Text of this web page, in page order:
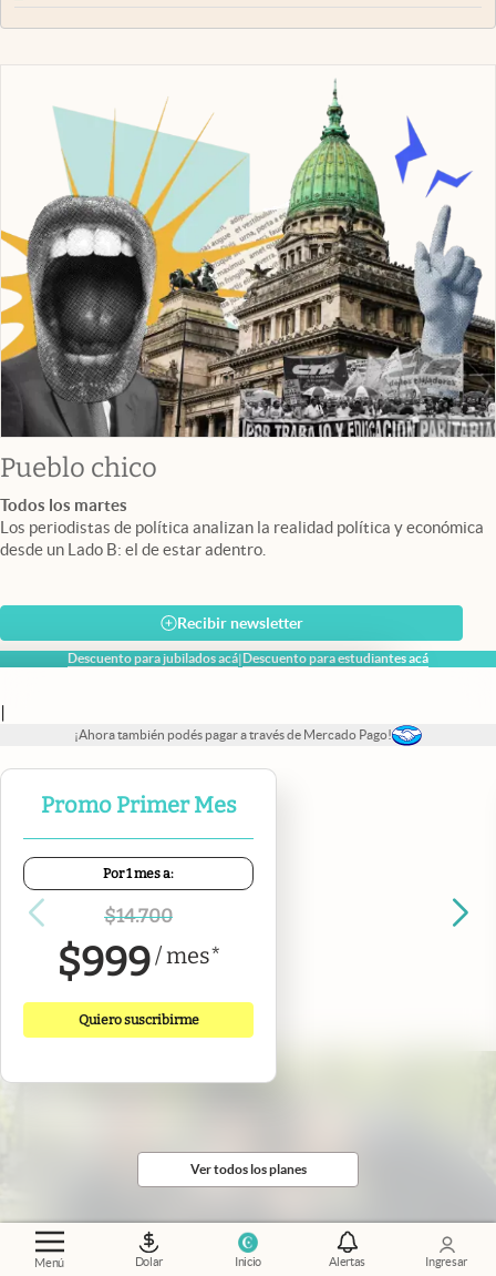
Menú Dolar Inicio Alertas Ingresar
Descuento para jubilados acá|Descuento para estudiantes acá
|
¡Ahora también podés pagar a través de Mercado Pago!
Promo Primer Mes
Por 1 mes a:
$14.700
$999/mes*
Quiero suscribirme
Ver todos los planes
Pueblo chico
Todos los martes
Los periodistas de política analizan la realidad política y económica
desde un Lado B: el de estar adentro.
Recibir newsletter
Destacadas de hoy